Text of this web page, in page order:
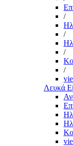
/
/
/
/
Λευκά